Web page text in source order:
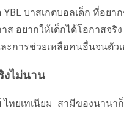
บาสเกตบอลเด็ก ที่อย
ส อยากให้เด็กได้โอกาสจ
การช่วยเหลือคนอื่นจนตัวเ
งไม่นาน
ทยเทเนียม สามีของนานา